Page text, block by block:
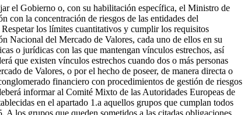
el Gobierno o, con su habilitación específica, el Ministro de
con la concentración de riesgos de las entidades del
los límites cuantitativos y cumplir los requisitos
Nacional del Mercado de Valores, cada uno de ellos en su
o jurídicas con las que mantengan vínculos estrechos, así
que existen vínculos estrechos cuando dos o más personas
de Valores, o por el hecho de poseer, de manera directa o
financiero con procedimientos de gestión de riesgos
informar al Comité Mixto de las Autoridades Europeas de
en el apartado 1.a aquellos grupos que cumplan todos
los grupos que queden sometidos a las citadas obligaciones